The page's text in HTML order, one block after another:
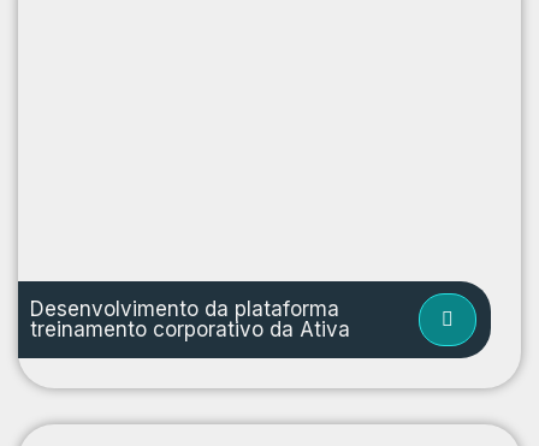
Desenvolvimento da plataforma
treinamento corporativo da Ativa